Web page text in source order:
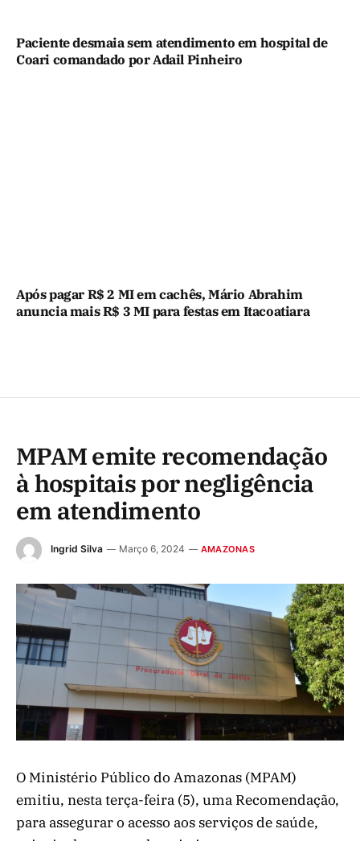
Paciente desmaia sem atendimento em hospital de
Coari comandado por Adail Pinheiro
Após pagar R$ 2 MI em cachês, Mário Abrahim
anuncia mais R$ 3 MI para festas em Itacoatiara
MPAM emite recomendação
à hospitais por negligência
em atendimento
Ingrid Silva Março 6, 2024 AMAZONAS
O Ministério Público do Amazonas (MPAM)
emitiu, nesta terça-feira (5), uma Recomendação,
para assegurar o acesso aos serviços de saúde,